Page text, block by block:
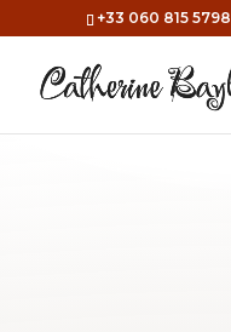
+33 060 815 5798